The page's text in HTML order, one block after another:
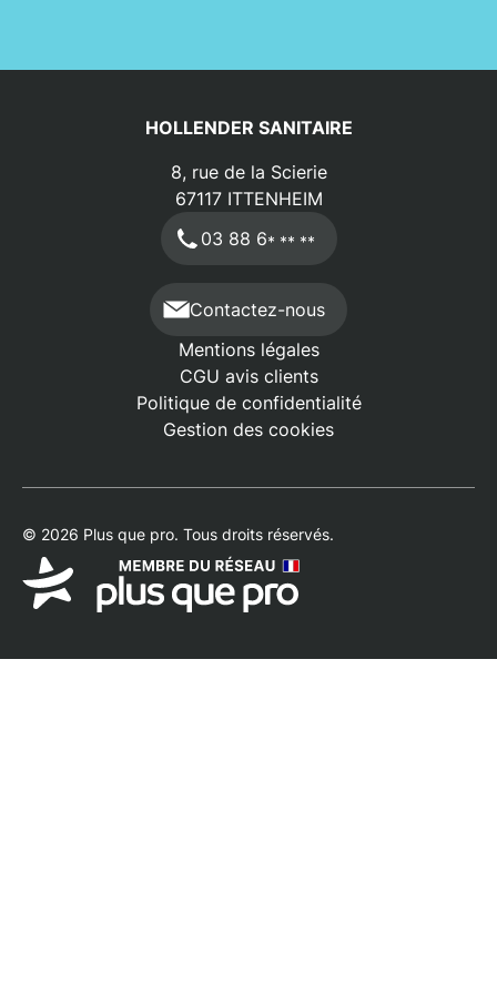
sont les étapes clés d'une installation réussie ?
transformer votre espace de bain en un
HOLLENDER SANITAIRE
8, rue de la Scierie
67117 ITTENHEIM
03 88 6* ** **
Contactez-nous
Mentions légales
CGU avis clients
Politique de confidentialité
Gestion des cookies
© 2026 Plus que pro. Tous droits réservés.